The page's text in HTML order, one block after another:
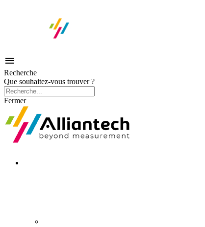

Recherche
Que souhaitez-vous trouver ?
Fermer